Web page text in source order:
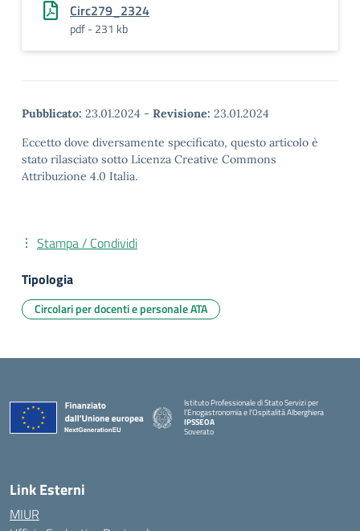
Circ279_2324
pdf - 231 kb
Pubblicato: 23.01.2024 - Revisione: 23.01.2024
Eccetto dove diversamente specificato, questo articolo è
stato rilasciato sotto Licenza Creative Commons
Attribuzione 4.0 Italia.
Stampa / Condividi
Tipologia
Circolari per docenti e personale ATA
Istituto Professionale di Stato Servizi per
l'Enogastronomia e l'Ospitalità Alberghiera
IPSSEOA
Soverato
Link Esterni
MIUR